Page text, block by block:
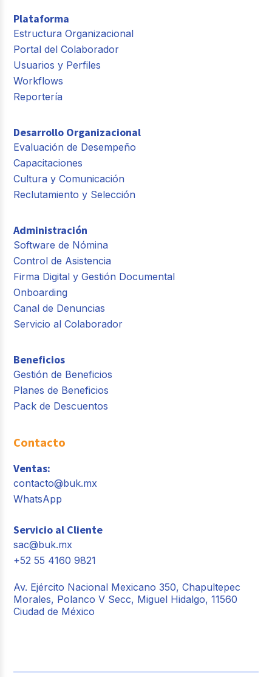
Plataforma
Estructura Organizacional
Portal del Colaborador
Usuarios y Perfiles
Workflows
Reportería
Desarrollo Organizacional
Evaluación de Desempeño
Capacitaciones
Cultura y Comunicación
Reclutamiento y Selección
Administración
Software de Nómina
Control de Asistencia
Firma Digital y Gestión Documental
Onboarding
Canal de Denuncias
Servicio al Colaborador
Beneficios
Gestión de Beneficios
Planes de Beneficios
Pack de Descuentos
Contacto
Ventas:
contacto@buk.mx
WhatsApp
Servicio al Cliente
sac@buk.mx
+52 55 4160 9821
Av. Ejército Nacional Mexicano 350, Chapultepec
Morales, Polanco V Secc, Miguel Hidalgo, 11560
Ciudad de México